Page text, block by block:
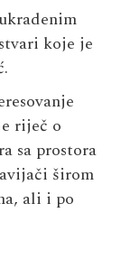
koje je
riječ o
sa prostora
širom
ali i po